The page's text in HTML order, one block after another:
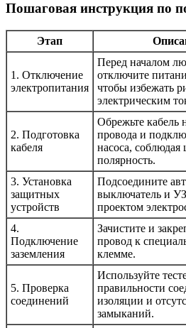
Пошаговая инструкция по
Этап
1. Отключение
электропитания
Перед началом
отключите
чтобы избежать
электрическим
2. Подготовка
кабеля
Обрежьте кабель
провода и
насоса,
полярность.
3. Установка
защитных
устройств
Подсоедините
выключатель и
проектом
4.
Подключение
заземления
Зачистите и
провод к
клемме.
5. Проверка
соединений
Используйте
правильности
изоляции и
замыканий.